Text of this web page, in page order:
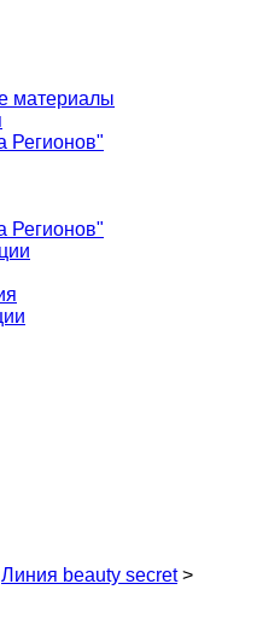
материалы
Регионов"
Регионов"
Линия beauty secret >